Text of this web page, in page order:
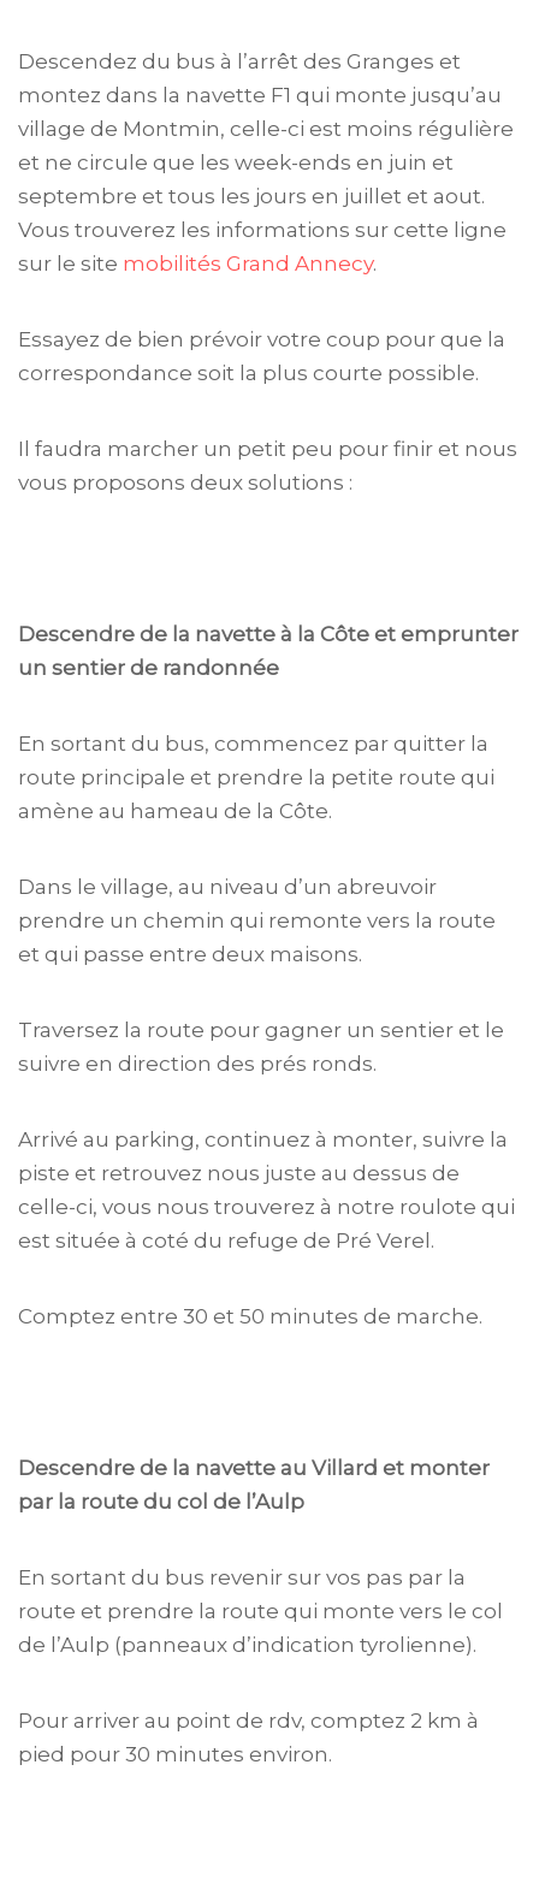
Descendez du bus à l’arrêt des Granges et
montez dans la navette F1 qui monte jusqu’au
village de Montmin, celle-ci est moins régulière
et ne circule que les week-ends en juin et
septembre et tous les jours en juillet et aout.
Vous trouverez les informations sur cette ligne
sur le site mobilités Grand Annecy.
Essayez de bien prévoir votre coup pour que la
correspondance soit la plus courte possible.
Il faudra marcher un petit peu pour finir et nous
vous proposons deux solutions :
Descendre de la navette à la Côte et emprunter
un sentier de randonnée
En sortant du bus, commencez par quitter la
route principale et prendre la petite route qui
amène au hameau de la Côte.
Dans le village, au niveau d’un abreuvoir
prendre un chemin qui remonte vers la route
et qui passe entre deux maisons.
Traversez la route pour gagner un sentier et le
suivre en direction des prés ronds.
Arrivé au parking, continuez à monter, suivre la
piste et retrouvez nous juste au dessus de
celle-ci, vous nous trouverez à notre roulote qui
est située à coté du refuge de Pré Verel.
Comptez entre 30 et 50 minutes de marche.
Descendre de la navette au Villard et monter
par la route du col de l’Aulp
En sortant du bus revenir sur vos pas par la
route et prendre la route qui monte vers le col
de l’Aulp (panneaux d’indication tyrolienne).
Pour arriver au point de rdv, comptez 2 km à
pied pour 30 minutes environ.